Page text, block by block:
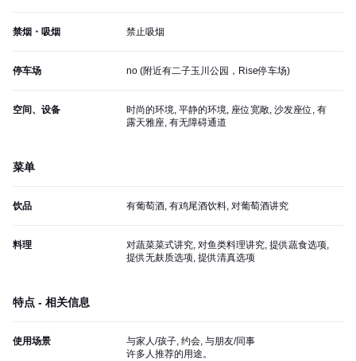
禁烟・吸烟 禁止吸烟
停车场 no (附近有二子玉川公园，Rise停车场)
空间、设备
时尚的环境, 平静的环境, 座位宽敞, 沙发座位, 有
露天雅座, 有无障碍通道
菜单
饮品 有葡萄酒, 有鸡尾酒饮料, 对葡萄酒讲究
料理
对蔬菜菜式讲究, 对鱼类料理讲究, 提供蔬食选项,
提供无麸质选项, 提供清真选项
特点 - 相关信息
使用场景
与家人/孩子, 约会, 与朋友/同事
许多人推荐的用途。